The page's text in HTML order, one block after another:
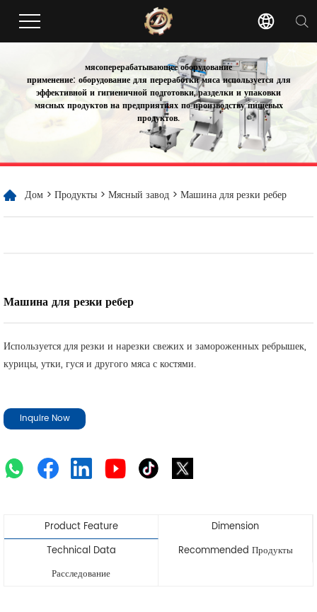
мясоперерабатывающее оборудование
применение: оборудование для переработки мяса используется для
эффективной и гигиеничной подготовки, разделки и упаковки
мясных продуктов на предприятиях по производству пищевых
продуктов.
Дом > Продукты > Мясный завод > Машина для резки ребер
Машина для резки ребер
Используется для резки и нарезки свежих и замороженных ребрышек,
курицы, утки, гуся и другого мяса с костями.
Inquire Now
Product Feature
Dimension
Technical Data
Recommended Продукты
Расследование